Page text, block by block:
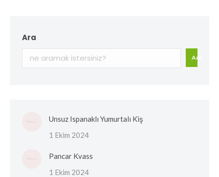
Ara
Ara
Unsuz Ispanaklı Yumurtalı Kiş
1 Ekim 2024
Pancar Kvass
1 Ekim 2024